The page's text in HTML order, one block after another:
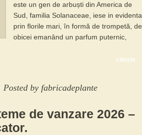
este un gen de arbuști din America de
Sud, familia Solanaceae, iese in evidenta
prin florile mari, în formă de trompetă, de
obicei emanând un parfum puternic,
citește
Posted by fabricadeplante
de vanzare 2026 –